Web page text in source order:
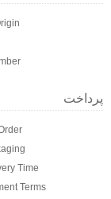
پرداخت
Time:
Terms: